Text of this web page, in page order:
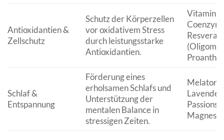
Antioxidantien &
Zellschutz
Schutz der Körperzellen
vor oxidativem Stress
durch leistungsstarke
Antioxidantien.
Vitamin
Schlaf &
Entspannung
Förderung eines
erholsamen Schlafs und
Unterstützung der
mentalen Balance in
stressigen Zeiten.